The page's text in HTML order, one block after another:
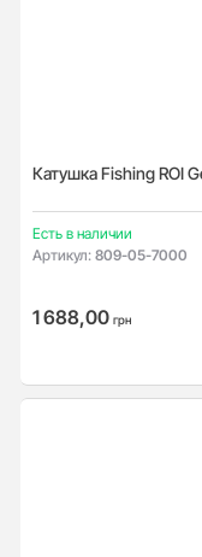
Катушка Fishing ROI
Есть в наличии
Артикул: 809-05-7000
1 688,00 грн